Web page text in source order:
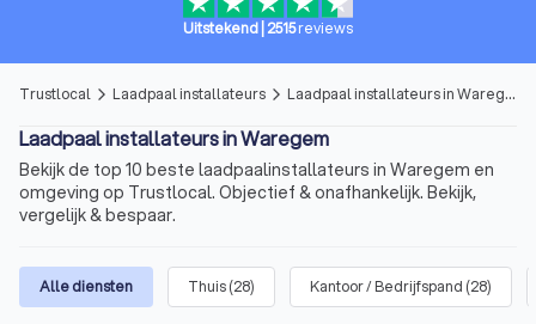
Uitstekend 2515reviews
Trustlocal arrow_forward_ios Laadpaal installateurs arrow_forward_ios Laadpaal installateurs in Waregem
Laadpaal installateurs in Waregem
Bekijk de top 10 beste laadpaalinstallateurs in Waregem en
omgeving op Trustlocal. Objectief & onafhankelijk. Bekijk,
vergelijk & bespaar.
Alle diensten Thuis(28) Kantoor / Bedrijfspand (28)